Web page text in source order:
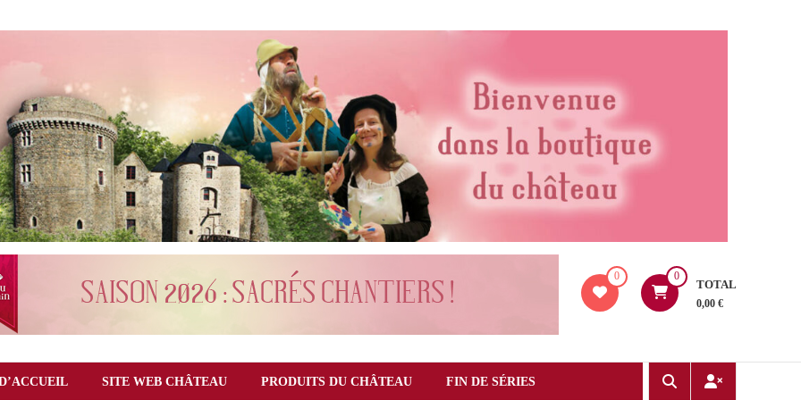
0 0
TOTAL
0,00 €
SITE WEB CHÂTEAU PRODUITS DU CHÂTEAU FIN DE SÉRIES